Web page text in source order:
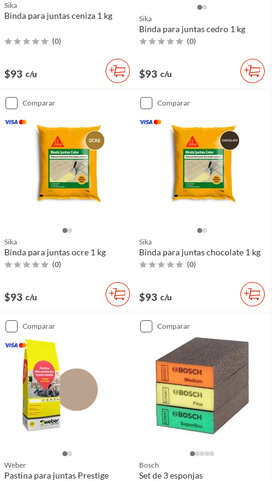
Sika
Binda para juntas ceniza 1 kg
(0)
$93 c/u
Sika
Binda para juntas cedro 1 kg
(0)
$93 c/u
comparar
Sika
Binda para juntas ocre 1 kg
(0)
$93 c/u
comparar
Sika
Binda para juntas chocolate 1 kg
(0)
$93 c/u
comparar
Weber
Pastina para juntas Prestige
comparar
Bosch
Set de 3 esponjas